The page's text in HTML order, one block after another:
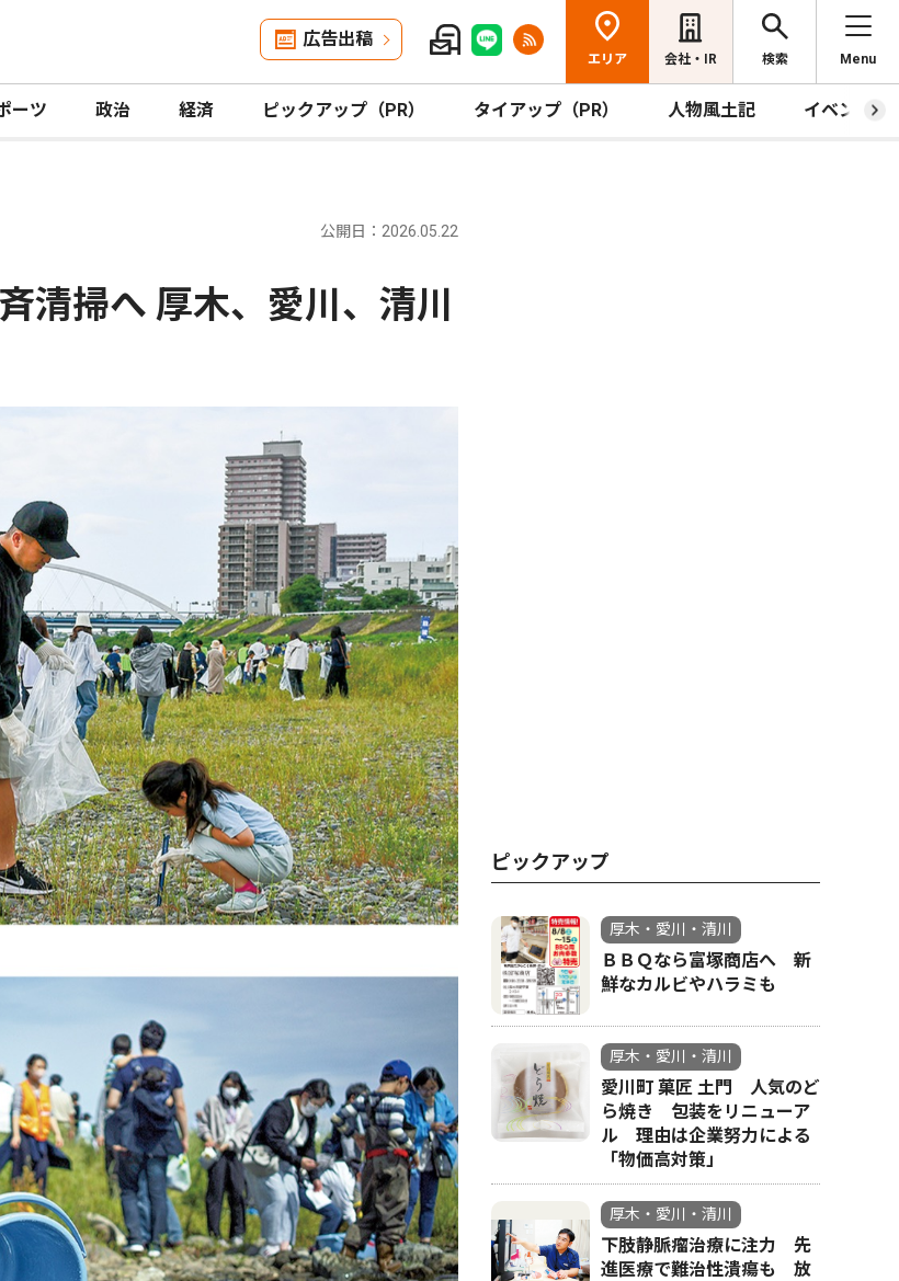
広告出稿
エリア 会社・IR 検索 Menu
ーツ 政治 経済 ピックアップ（PR） タイアップ（PR） 人物風土記 イベント
公開日：2026.05.22
清掃へ 厚木、愛川、清川
ピックアップ
厚木・愛川・清川
ＢＢＱなら富塚商店へ 新
鮮なカルビやハラミも
厚木・愛川・清川
愛川町 菓匠 土門 人気のど
ら焼き 包装をリニューア
ル 理由は企業努力による
「物価高対策」
厚木・愛川・清川
下肢静脈瘤治療に注力 先
進医療で難治性潰瘍も 放